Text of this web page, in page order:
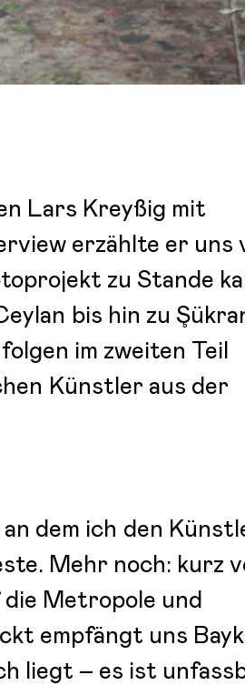
Lars Kreyßig mit
erzählte er uns
zu Stande
bis hin zu
im zweiten Teil
Künstler aus der
dem ich den
Mehr noch: kurz
Metropole und
empfängt uns
liegt – es ist